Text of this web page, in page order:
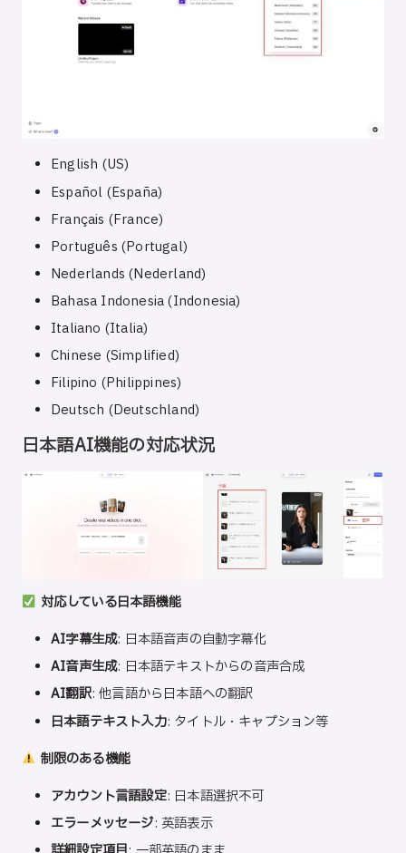
English (US)
Español (España)
Français (France)
Português (Portugal)
Nederlands (Nederland)
Bahasa Indonesia (Indonesia)
Italiano (Italia)
Chinese (Simplified)
Filipino (Philippines)
Deutsch (Deutschland)
日本語AI機能の対応状況
対応している日本語機能
AI字幕生成: 日本語音声の自動字幕化
AI音声生成: 日本語テキストからの音声合成
AI翻訳: 他言語から日本語への翻訳
日本語テキスト入力: タイトル・キャプション等
制限のある機能
アカウント言語設定: 日本語選択不可
エラーメッセージ: 英語表示